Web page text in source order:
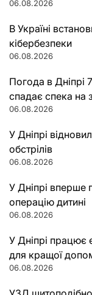
06.08.2026
В Україні
кібербезпеки
06.08.2026
Погода в Дніпрі
спадає спека на
06.08.2026
У Дніпрі
обстрілів
06.08.2026
У Дніпрі вперше
операцію дитині
06.08.2026
У Дніпрі працює
для кращої
06.08.2026